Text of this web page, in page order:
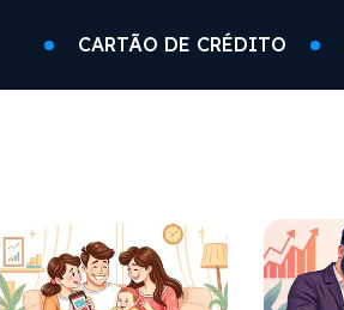
CARTÃO DE CRÉDITO